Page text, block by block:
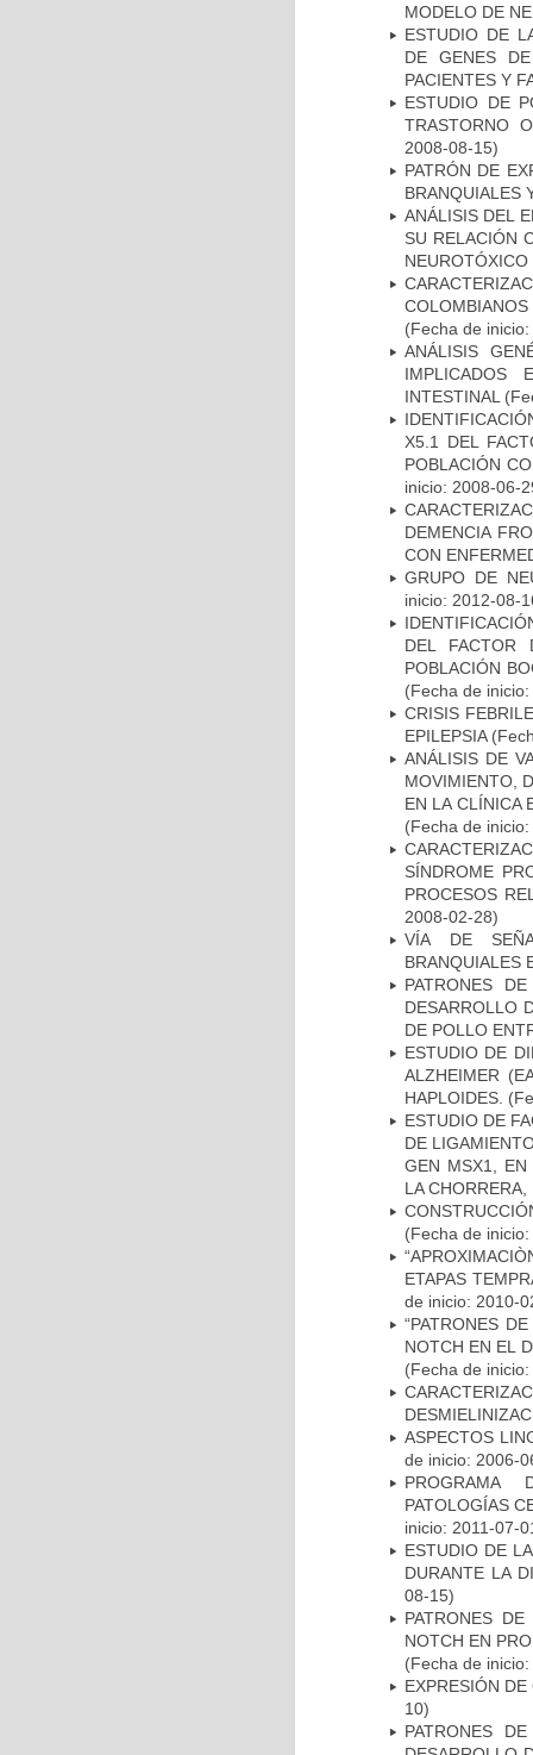
MODELO DE
ESTUDIO DE
DE GENES
PACIENTES Y
ESTUDIO DE
TRASTORNO
2008-08-15)
PATRÓN DE
BRANQUIALES
ANÁLISIS DEL
SU RELACIÓN
NEUROTÓXICO
(Fecha de
ANÁLISIS
IMPLICADOS
INTESTINAL
X5.1 DEL
POBLACIÓN
inicio: 2008-06-
DEMENCIA
CON
GRUPO DE
inicio: 2012-08-
DEL FACTOR
POBLACIÓN
(Fecha de
CRISIS
EPILEPSIA
ANÁLISIS DE
MOVIMIENTO,
EN LA CLÍNICA
(Fecha de
SÍNDROME
PROCESOS
2008-02-28)
VÍA DE
BRANQUIALES
PATRONES
DESARROLLO
DE POLLO
ESTUDIO DE
ALZHEIMER
HAPLOIDES.
ESTUDIO DE
DE
GEN MSX1, EN
LA
(Fecha de
ETAPAS
de inicio: 2010-
“PATRONES
NOTCH EN EL
(Fecha de
ASPECTOS
de inicio: 2006-
PROGRAMA
PATOLOGÍAS
inicio: 2011-07-
ESTUDIO DE
DURANTE LA
08-15)
PATRONES
NOTCH EN
(Fecha de
EXPRESIÓN
10)
PATRONES